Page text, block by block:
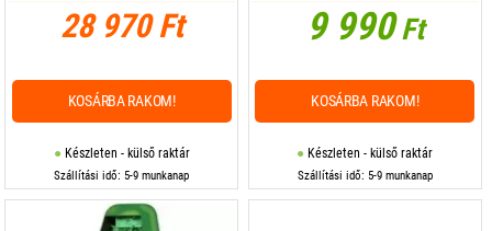
28 970 Ft
Készleten - külső raktár
Szállítási idő: 5-9 munkanap
KOSÁRBA RAKOM!
9 990Ft
Készleten - külső raktár
Szállítási idő: 5-9 munkanap
KOSÁRBA RAKOM!